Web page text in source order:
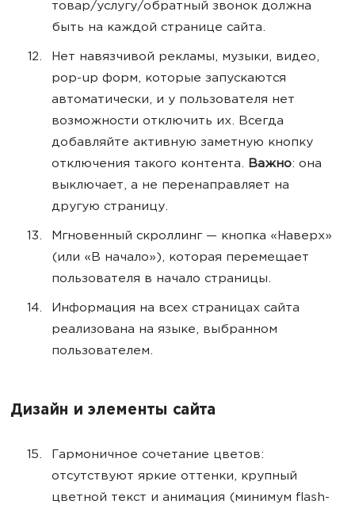
товар/услугу/обратный звонок должна
быть на каждой странице сайта.
Нет навязчивой рекламы, музыки, видео,
pop-up форм, которые запускаются
автоматически, и у пользователя нет
возможности отключить их. Всегда
добавляйте активную заметную кнопку
отключения такого контента. Важно: она
выключает, а не перенаправляет на
другую страницу.
Мгновенный скроллинг — кнопка «Наверх»
(или «В начало»), которая перемещает
пользователя в начало страницы.
Информация на всех страницах сайта
реализована на языке, выбранном
пользователем.
Дизайн и элементы сайта
Гармоничное сочетание цветов:
отсутствуют яркие оттенки, крупный
цветной текст и анимация (минимум flash-